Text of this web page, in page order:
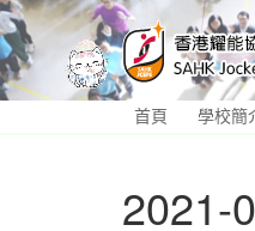
首頁 學校簡
2021-